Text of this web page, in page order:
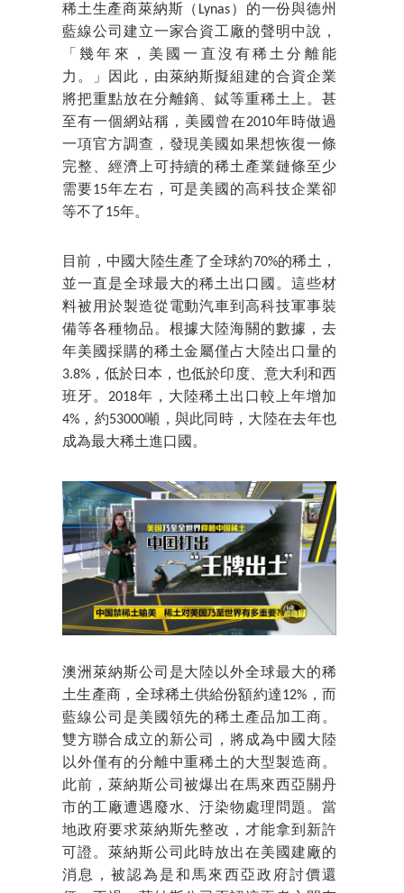
稀土生產商萊納斯（Lynas）的一份與德州
藍線公司建立一家合資工廠的聲明中說，
「幾年來，美國一直沒有稀土分離能
力。」因此，由萊納斯擬組建的合資企業
將把重點放在分離鏑、鋱等重稀土上。甚
至有一個網站稱，美國曾在2010年時做過
一項官方調查，發現美國如果想恢復一條
完整、經濟上可持續的稀土產業鏈條至少
需要15年左右，可是美國的高科技企業卻
等不了15年。
目前，中國大陸生產了全球約70%的稀土，
並一直是全球最大的稀土出口國。這些材
料被用於製造從電動汽車到高科技軍事裝
備等各種物品。根據大陸海關的數據，去
年美國採購的稀土金屬僅占大陸出口量的
3.8%，低於日本，也低於印度、意大利和西
班牙。2018年，大陸稀土出口較上年增加
4%，約53000噸，與此同時，大陸在去年也
成為最大稀土進口國。
澳洲萊納斯公司是大陸以外全球最大的稀
土生產商，全球稀土供給份額約達12%，而
藍線公司是美國領先的稀土產品加工商。
雙方聯合成立的新公司，將成為中國大陸
以外僅有的分離中重稀土的大型製造商。
此前，萊納斯公司被爆出在馬來西亞關丹
市的工廠遭遇廢水、汙染物處理問題。當
地政府要求萊納斯先整改，才能拿到新許
可證。萊納斯公司此時放出在美國建廠的
消息，被認為是和馬來西亞政府討價還